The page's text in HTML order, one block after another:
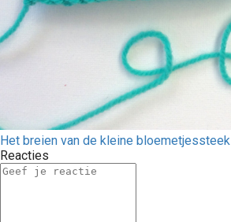
Het breien van de kleine bloemetjessteek
Reacties